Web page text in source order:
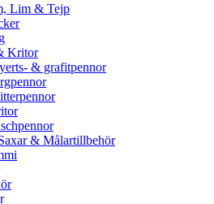
Lim & Tejp
Kritor
& grafitpennor
& Målartillbehör